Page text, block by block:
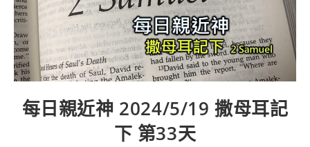
每日親近神 2024/5/19 撒母耳記
下 第33天